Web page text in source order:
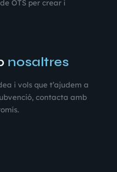
OTS per crear i
nosaltres
i vols que t’ajudem a
contacta amb